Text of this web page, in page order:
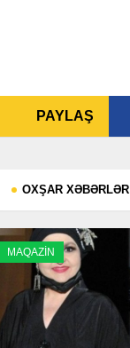
PAYLAŞ
OXŞAR XƏBƏRLƏR
MAQAZİN